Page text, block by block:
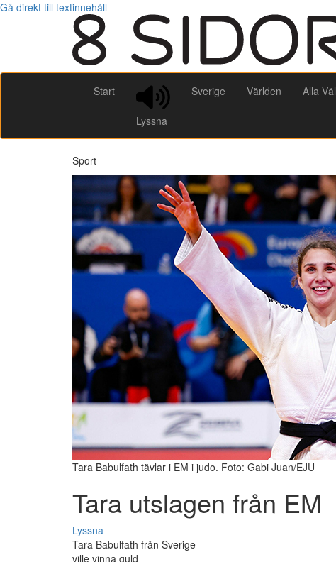
Gå direkt till textinnehåll
Start
Lyssna
Sverige Världen Alla
Sport
Tara Babulfath tävlar i EM i judo. Foto: Gabi Juan/EJU
Tara utslagen från EM
Lyssna
Tara Babulfath från Sverige
ville vinna guld